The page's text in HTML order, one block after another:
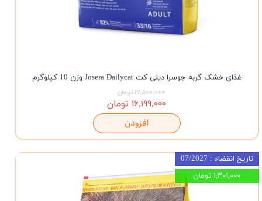
غذای خشک گربه جوسرا دیلی کت Josera Dailycat وزن 10 کیلوگرم
۱۷,۵۰۰,۰۰۰ تومان
۱۶,۱۹۹,۰۰۰ تومان
افزودن
تاریخ انقضاء : 07/2027
۱,۳۰۱,۰۰۰ تومان